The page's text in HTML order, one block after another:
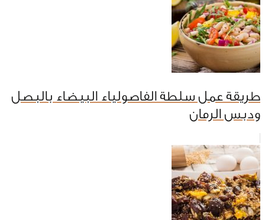
طريقة عمل سلطة الفاصولياء البيضاء بالبصل
ودبس الرمان